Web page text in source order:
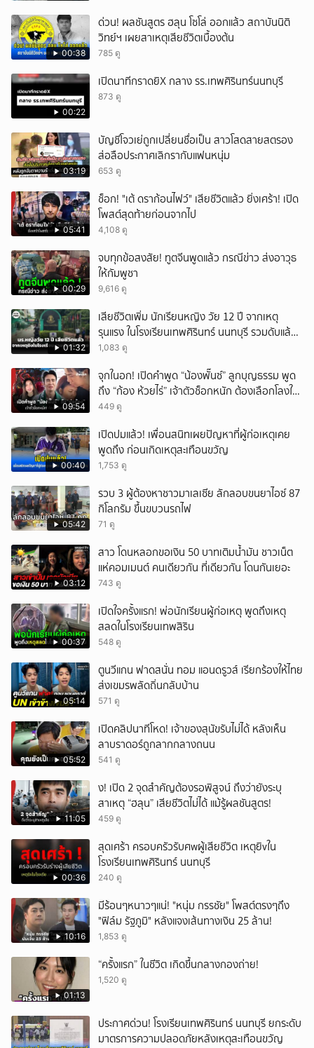
00:38
ด่วน! ผลชันสูตร ฮลุน โซโล่ ออกแล้ว สถาบันนิติ
วิทย์ฯ เผยสาเหตุเสียชีวิตเบื้องต้น
785 ดู
00:22
เปิดนาทีกราดยิX กลาง รร.เทพศิรินทร์นนทบุรี
873 ดู
03:19
บัญชีโจวเย่ถูกเปลี่ยนชื่อเป็น สาวโสดสายสตรอง
ส่อลือประกาศเลิกรากับแฟนหนุ่ม
653 ดู
05:41
ช็อก! "เต้ ดราก้อนไฟว์" เสียชีวิตแล้ว ยิ่งเศร้า! เปิด
โพสต์สุดท้ายก่อนจากไป
4,108 ดู
00:29
จบทุกข้อสงสัย! ทูตจีนพูดแล้ว กรณีข่าว ส่งอาวุธ
ให้กัมพูชา
9,616 ดู
01:32
เสียชีวิตเพิ่ม นักเรียนหญิง วัย 12 ปี จากเหตุ
รุนแรง ในโรงเรียนเทพศิรินทร์ นนทบุรี รวมดับแล้ว
9 ราย
1,083 ดู
09:54
จุกในอก! เปิดคำพูด “น้องพั๊นซ์” ลูกบุญธรรม พูด
ถึง “ก้อง ห้วยไร่” เจ้าตัวช็อกหนัก ต้องเลือกโลงให้
ลูก!
449 ดู
00:40
เปิดปมแล้ว! เพื่อนสนิทเผยปัญหาที่ผู้ก่อเหตุเคย
พูดถึง ก่อนเกิดเหตุสะเทือนขวัญ
1,753 ดู
05:42
รวบ 3 ผู้ต้องหาชาวมาเลเซีย ลักลอบขนยาไอซ์ 87
กิโลกรัม ขึ้นขบวนรถไฟ
71 ดู
03:12
สาว โดนหลอกขอเงิน 50 บาทเติมน้ำมัน ชาวเน็ต
แห่คอมเมนต์ คนเดียวกัน ที่เดียวกัน โดนกันเยอะ
743 ดู
00:37
เปิดใจครั้งแรก! พ่อนักเรียนผู้ก่อเหตุ พูดถึงเหตุ
สลดในโรงเรียนเทพสิริน
548 ดู
05:14
ตูนวีแกน ฟาดสนั่น ทอม แอนดรูวส์ เรียกร้องให้ไทย
ส่งเขมรพลัดถิ่นกลับบ้าน
571 ดู
05:52
เปิดคลิปนาทีโหด! เจ้าของสุนัขรับไม่ได้ หลังเห็น
ลาบราดอร์ถูกลากกลางถนน
541 ดู
11:05
ึ้ง! เปิด 2 จุดสำคัญต้องรอพิสูจน์ ถึงว่ายังระบุ
สาเหตุ “ฮลุน” เสียชีวิตไม่ได้ แม้รู้ผลชันสูตร!
459 ดู
00:36
สุดเศร้า ครอบครัวรับศwผู้เสียชีวิต เหตุยิvใน
โรงเรียนเทพศิรินทร์ นนทบุรี
240 ดู
10:16
มีร้อนๆหนาวๆแน่! "หนุ่ม กรรชัย" โพสต์ตรงๆถึง
"ฟิล์ม รัฐภูมิ" หลังแจงเส้นทางเงิน 25 ล้าน!
1,853 ดู
01:13
“ครั้งแรก” ในชีวิต เกิดขึ้นกลางกองถ่าย!
1,520 ดู
ประกาศด่วน! โรงเรียนเทพศิรินทร์ นนทบุรี ยกระดับ
มาตรการความปลอดภัยหลังเหตุสะเทือนขวัญ